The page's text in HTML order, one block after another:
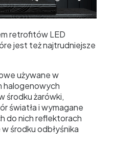
retrofitów LED
jest też najtrudniejsze
używane w
halogenowych
środku żarówki,
światła i wymagane
do nich reflektorach
środku odbłyśnika